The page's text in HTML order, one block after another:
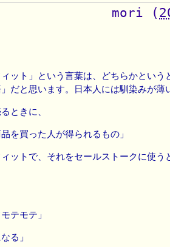
mori (
ィット」という言葉は、どちらかという
だと思います。日本人には馴染みが薄
ときに、
品を買った人が得られるもの」
ットで、それをセールストークに使う
テモテ」
る」